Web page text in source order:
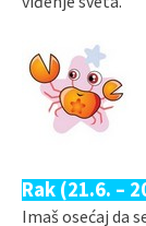
Rak (21.6. –
Imaš osećaj da